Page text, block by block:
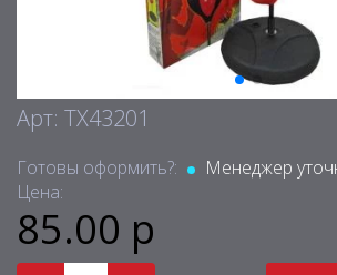
Арт: TX43201
Готовы оформить?:
Менеджер
Цена:
85.00 р